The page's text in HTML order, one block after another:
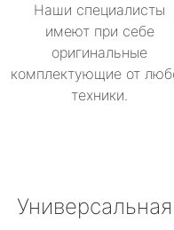
Наши специалисты
имеют при себе
оригинальные
комплектующие от
техники.